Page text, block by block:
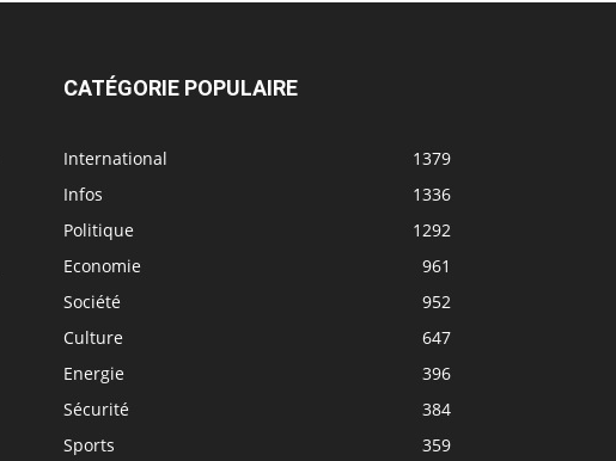
CATÉGORIE POPULAIRE
International
1379
Infos
1336
Politique
1292
Economie
961
Société
952
Culture
647
Energie
396
Sécurité
384
Sports
359